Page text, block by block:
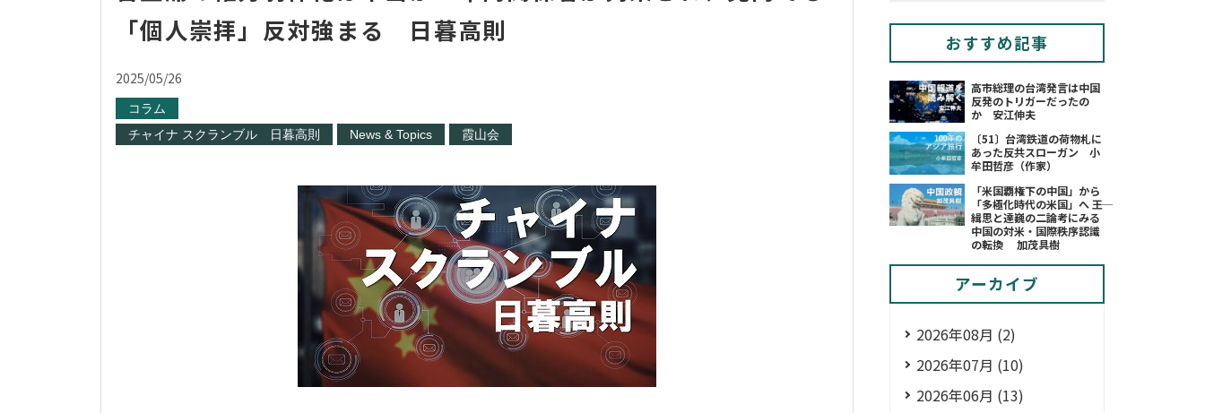
「個人崇拝」反対強まる 日暮高則
2025/05/26
コラム
チャイナ スクランブル 日暮高則
News & Topics 霞山会
おすすめ記事
高市総理の台湾発言は中国
反発のトリガーだったの
か 安江伸夫
〔51〕台湾鉄道の荷物札に
あった反共スローガン 小
牟田哲彦（作家）
「米国覇権下の中国」から
「多極化時代の米国」へ ――王
緝思と達巍の二論考にみる
中国の対米・国際秩序認識
の転換 加茂具樹
アーカイブ
2026年08月 (2)
2026年07月 (10)
2026年06月 (13)